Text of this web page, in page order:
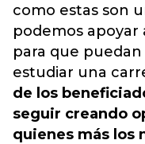
como estas son
podemos apoyar
para que
estudiar una
de los
seguir creando
quienes más los